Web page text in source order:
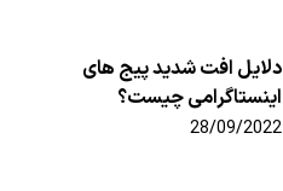
دلایل افت شدید پیج های
اینستاگرامی چیست؟
28/09/2022